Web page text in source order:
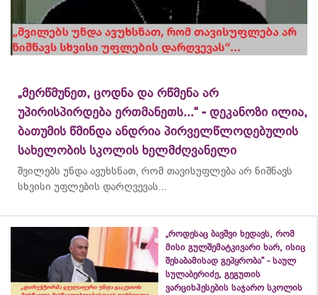
„მერწმუნეთ, ცოდნა და რწმენა არ
უპირისპირდება ერთმანეთს...“ - დეკანოზი ილია,
ბათუმის წმინდა ანდრია პირველწლოდებულის
სახელობის სკოლის ხელმძღვანელი
შვილებს უნდა ავუხსნათ, რომ თავისუფლება არ ნიშნავს
სხვისი უფლების დარღვევას...
„როდესაც ბავშვი ხედავს, რომ
მისი გულშემატკივარი ხარ, ისიც
შესაბამისად გეპყრობა“ - საულ
სულაბერიძე, გეგუთის
ვარციხჰესების საჯარო სკოლის